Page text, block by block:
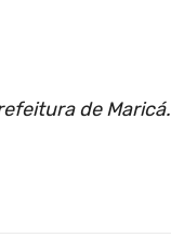
de Maricá.